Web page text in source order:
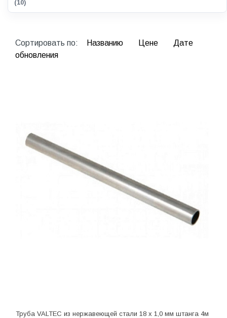
(10)
Сортировать по: Названию Цене
Дате
обновления
Труба VALTEC из нержавеющей стали 18 х 1,0 мм штанга 4м